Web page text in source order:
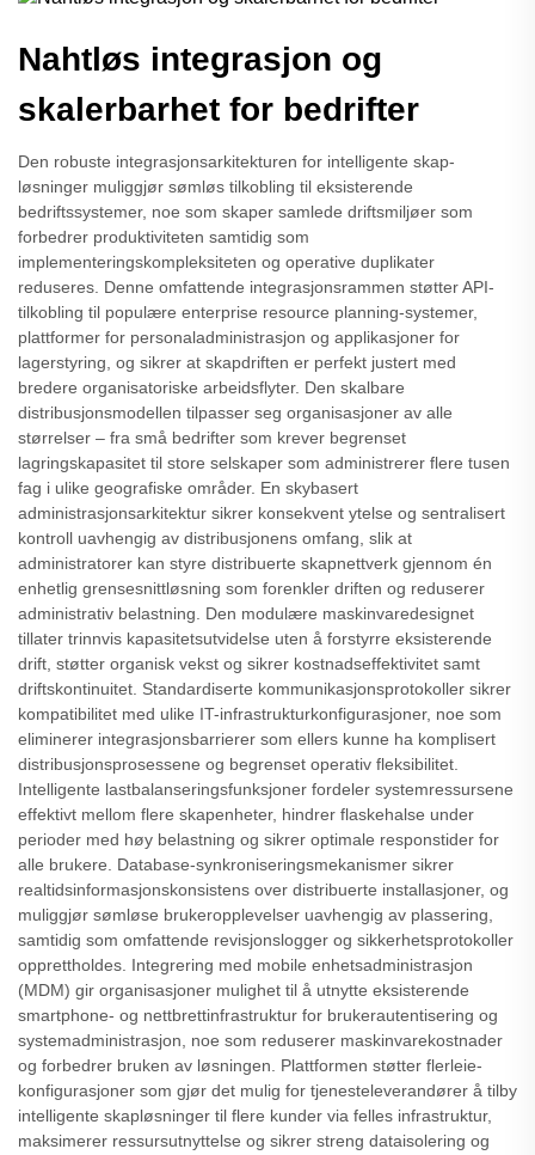
Nahtløs integrasjon og
skalerbarhet for bedrifter
Den robuste integrasjonsarkitekturen for intelligente skap-
løsninger muliggjør sømløs tilkobling til eksisterende
bedriftssystemer, noe som skaper samlede driftsmiljøer som
forbedrer produktiviteten samtidig som
implementeringskompleksiteten og operative duplikater
reduseres. Denne omfattende integrasjonsrammen støtter API-
tilkobling til populære enterprise resource planning-systemer,
plattformer for personaladministrasjon og applikasjoner for
lagerstyring, og sikrer at skapdriften er perfekt justert med
bredere organisatoriske arbeidsflyter. Den skalbare
distribusjonsmodellen tilpasser seg organisasjoner av alle
størrelser – fra små bedrifter som krever begrenset
lagringskapasitet til store selskaper som administrerer flere tusen
fag i ulike geografiske områder. En skybasert
administrasjonsarkitektur sikrer konsekvent ytelse og sentralisert
kontroll uavhengig av distribusjonens omfang, slik at
administratorer kan styre distribuerte skapnettverk gjennom én
enhetlig grensesnittløsning som forenkler driften og reduserer
administrativ belastning. Den modulære maskinvaredesignet
tillater trinnvis kapasitetsutvidelse uten å forstyrre eksisterende
drift, støtter organisk vekst og sikrer kostnadseffektivitet samt
driftskontinuitet. Standardiserte kommunikasjonsprotokoller sikrer
kompatibilitet med ulike IT-infrastrukturkonfigurasjoner, noe som
eliminerer integrasjonsbarrierer som ellers kunne ha komplisert
distribusjonsprosessene og begrenset operativ fleksibilitet.
Intelligente lastbalanseringsfunksjoner fordeler systemressursene
effektivt mellom flere skapenheter, hindrer flaskehalse under
perioder med høy belastning og sikrer optimale respons­tider for
alle brukere. Database-synkroniseringsmekanismer sikrer
realtidsinformasjonskonsistens over distribuerte installasjoner, og
muliggjør sømløse brukeropplevelser uavhengig av plassering,
samtidig som omfattende revisjonslogger og sikkerhetsprotokoller
opprettholdes. Integrering med mobile enhetsadministrasjon
(MDM) gir organisasjoner mulighet til å utnytte eksisterende
smartphone- og nettbrettinfrastruktur for brukerautentisering og
systemadministrasjon, noe som reduserer maskinvarekostnader
og forbedrer bruken av løsningen. Plattformen støtter flerleie-
konfigurasjoner som gjør det mulig for tjenesteleverandører å tilby
intelligente skapløsninger til flere kunder via felles infrastruktur,
maksimerer ressursutnyttelse og sikrer streng dataisolering og